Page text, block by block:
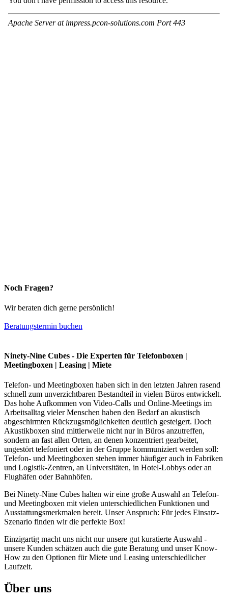
Noch Fragen?
Wir beraten dich gerne persönlich!
Beratungstermin buchen
Ninety-Nine Cubes - Die Experten für Telefonboxen |
Meetingboxen | Leasing | Miete
Telefon- und Meetingboxen haben sich in den letzten Jahren rasend
schnell zum unverzichtbaren Bestandteil in vielen Büros entwickelt.
Das hohe Aufkommen von Video-Calls und Online-Meetings im
Arbeitsalltag vieler Menschen haben den Bedarf an akustisch
abgeschirmten Rückzugsmöglichkeiten deutlich gesteigert. Doch
Akustikboxen sind mittlerweile nicht nur in Büros anzutreffen,
sondern an fast allen Orten, an denen konzentriert gearbeitet,
ungestört telefoniert oder in der Gruppe kommuniziert werden soll:
Telefon- und Meetingboxen stehen immer häufiger auch in Fabriken
und Logistik-Zentren, an Universitäten, in Hotel-Lobbys oder an
Flughäfen oder Bahnhöfen.
Bei Ninety-Nine Cubes halten wir eine große Auswahl an Telefon-
und Meetingboxen mit vielen unterschiedlichen Funktionen und
Ausstattungsmerkmalen bereit. Unser Anspruch: Für jedes Einsatz-
Szenario finden wir die perfekte Box!
Einzigartig macht uns nicht nur unsere gut kuratierte Auswahl -
unsere Kunden schätzen auch die gute Beratung und unser Know-
How zu den Optionen für Miete und Leasing unterschiedlicher
Laufzeit.
Über uns